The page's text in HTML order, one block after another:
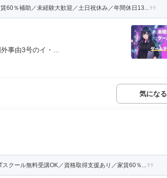
60％補助／未経験大歓迎／土日祝休み／年間休日13...
事由3号のイ・...
気になる
クール無料受講OK／資格取得支援あり／家賃60％...